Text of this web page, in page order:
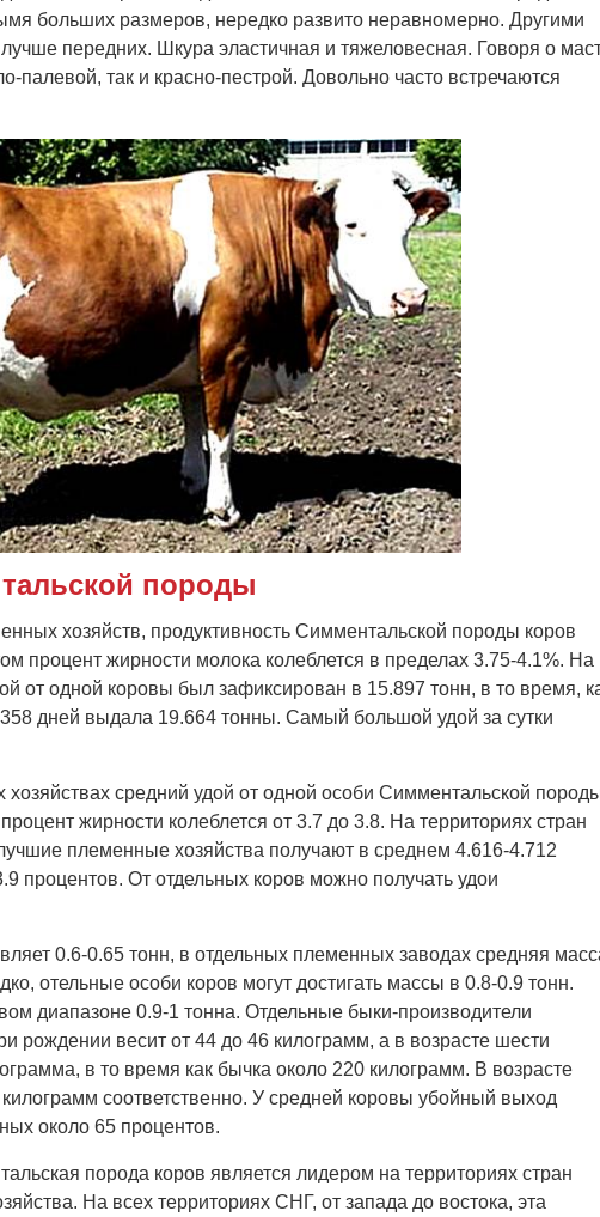
больших размеров, нередко развито неравномерно. Другими
передних. Шкура эластичная и тяжеловесная. Говоря о
палевой, так и красно-пестрой. Довольно часто встречаются
породы
хозяйств, продуктивность Симментальской породы коров
процент жирности молока колеблется в пределах 3.75-4.1%. На
от одной коровы был зафиксирован в 15.897 тонн, в то время,
дней выдала 19.664 тонны. Самый большой удой за сутки
средний удой от одной особи Симментальской
жирности колеблется от 3.7 до 3.8. На территориях стран
племенные хозяйства получают в среднем 4.616-4.712
процентов. От отдельных коров можно получать удои
0.6-0.65 тонн, в отдельных племенных заводах средняя
отельные особи коров могут достигать массы в 0.8-0.9 тонн.
диапазоне 0.9-1 тонна. Отдельные быки-производители
рождении весит от 44 до 46 килограмм, а в возрасте шести
в то время как бычка около 220 килограмм. В возрасте
килограмм соответственно. У средней коровы убойный выход
около 65 процентов.
порода коров является лидером на территориях стран
На всех территориях СНГ, от запада до востока, эта